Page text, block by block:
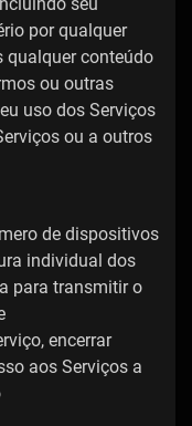
por qualquer
qualquer conteúdo
ou outras
uso dos Serviços
ou a outros
de dispositivos
individual dos
para transmitir o
encerrar
aos Serviços a